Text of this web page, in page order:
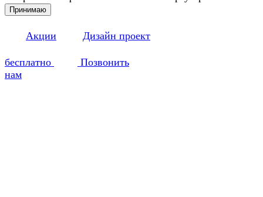
Принимаю
Акции Дизайн проект
бесплатно
Позвонить
нам